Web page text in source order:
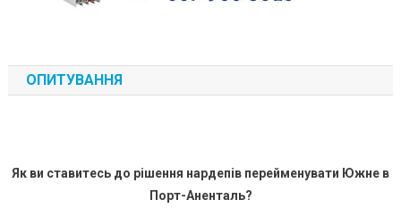
ОПИТУВАННЯ
Як ви ставитесь до рішення нардепів перейменувати Южне в
Порт-Аненталь?